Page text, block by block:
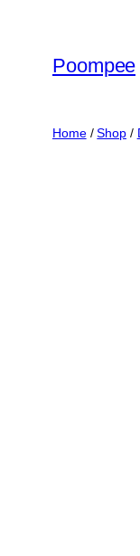
Poompee
Home/Shop/